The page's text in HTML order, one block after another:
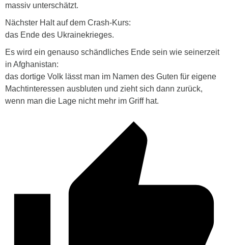
massiv unterschätzt.
Nächster Halt auf dem Crash-Kurs:
das Ende des Ukrainekrieges.
Es wird ein genauso schändliches Ende sein wie seinerzeit
in Afghanistan:
das dortige Volk lässt man im Namen des Guten für eigene
Machtinteressen ausbluten und zieht sich dann zurück,
wenn man die Lage nicht mehr im Griff hat.